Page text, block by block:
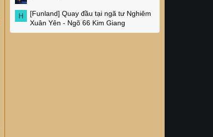
H [Funland] Quay đầu tại ngã tư Nghiêm
Xuân Yên - Ngõ 66 Kim Giang